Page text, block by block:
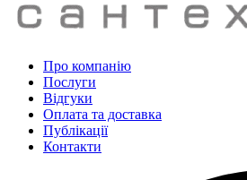
Про компанію
Послуги
Відгуки
Оплата та доставка
Публікації
Контакти